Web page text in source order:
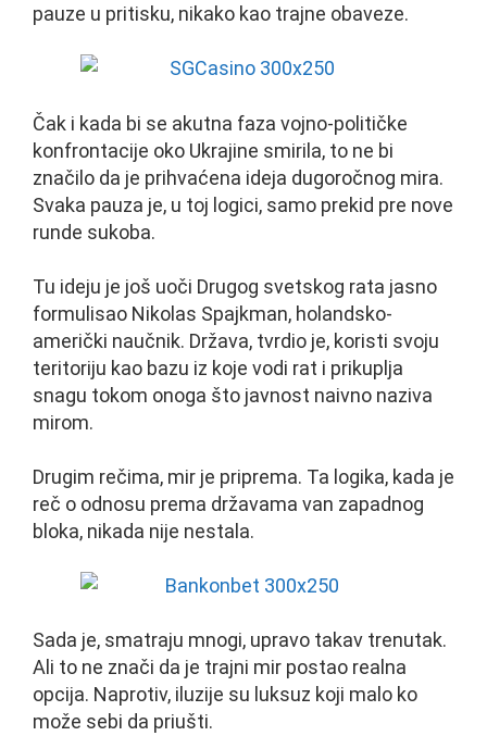
pauze u pritisku, nikako kao trajne obaveze.
Čak i kada bi se akutna faza vojno-političke
konfrontacije oko Ukrajine smirila, to ne bi
značilo da je prihvaćena ideja dugoročnog mira.
Svaka pauza je, u toj logici, samo prekid pre nove
runde sukoba.
Tu ideju je još uoči Drugog svetskog rata jasno
formulisao Nikolas Spajkman, holandsko-
američki naučnik. Država, tvrdio je, koristi svoju
teritoriju kao bazu iz koje vodi rat i prikuplja
snagu tokom onoga što javnost naivno naziva
mirom.
Drugim rečima, mir je priprema. Ta logika, kada je
reč o odnosu prema državama van zapadnog
bloka, nikada nije nestala.
Sada je, smatraju mnogi, upravo takav trenutak.
Ali to ne znači da je trajni mir postao realna
opcija. Naprotiv, iluzije su luksuz koji malo ko
može sebi da priušti.